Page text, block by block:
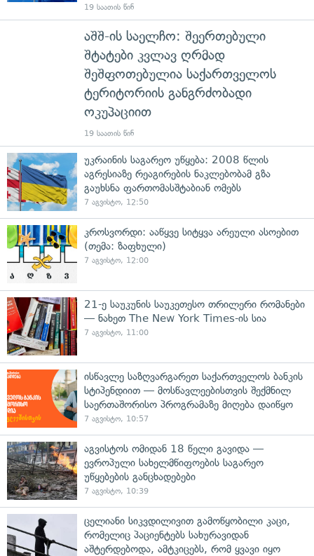
19 საათის წინ
აშშ-ის საელჩო: შეერთებული
შტატები კვლავ ღრმად
შეშფოთებულია საქართველოს
ტერიტორიის განგრძობადი
ოკუპაციით
19 საათის წინ
უკრაინის საგარეო უწყება: 2008 წლის
აგრესიაზე რეაგირების ნაკლებობამ გზა
გაუხსნა ფართომასშტაბიან ომებს
7 აგვისტო, 12:50
კროსვორდი: ააწყვე სიტყვა არეული ასოებით
(თემა: ზაფხული)
7 აგვისტო, 12:00
21-ე საუკუნის საუკეთესო თრილერი რომანები
— ნახეთ The New York Times-ის სია
7 აგვისტო, 11:00
ისწავლე საზღვარგარეთ საქართველოს ბანკის
სტიპენდიით — მოსწავლეებისთვის შექმნილ
საერთაშორისო პროგრამაზე მიღება დაიწყო
7 აგვისტო, 10:57
აგვისტოს ომიდან 18 წელი გავიდა —
ევროპული სახელმწიფოების საგარეო
უწყებების განცხადებები
7 აგვისტო, 10:39
ცელიანი სიკვდილივით გამოწყობილი კაცი,
რომელიც პაციენტებს სახურავიდან
აშტერდებოდა, ამტკიცებს, რომ ყვავი იყო